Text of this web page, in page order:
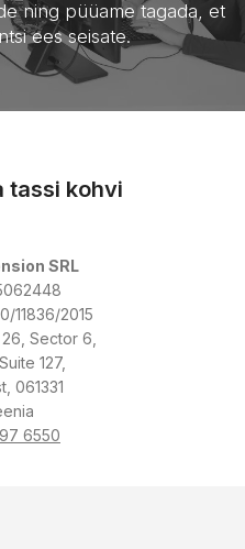
ning püüame tagada, et
ees seisate.
tassi kohvi
SRL
11836/2015
Sector 6,
127,
061331
6550